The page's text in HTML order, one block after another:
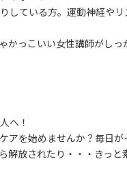
している方。運動神経や
かっこいい女性講師がし
へ！
アを始めませんか？毎日
放されたり・・・きっと